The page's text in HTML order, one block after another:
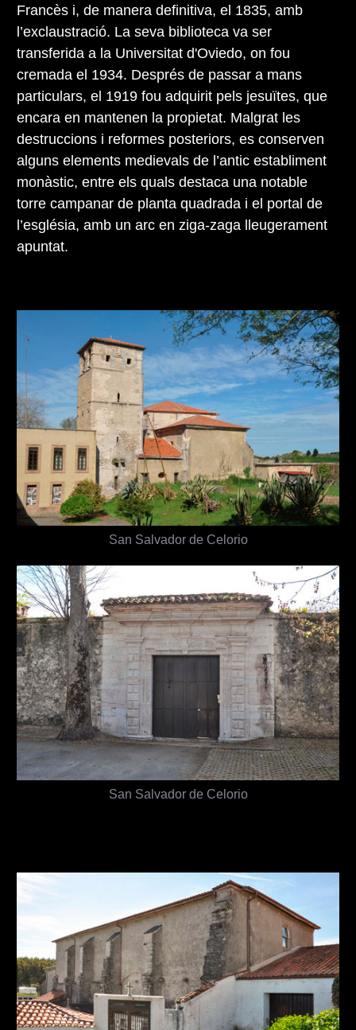
Francès i, de manera definitiva, el 1835, amb
l’exclaustració. La seva biblioteca va ser
transferida a la Universitat d'Oviedo, on fou
cremada el 1934. Després de passar a mans
particulars, el 1919 fou adquirit pels jesuïtes, que
encara en mantenen la propietat. Malgrat les
destruccions i reformes posteriors, es conserven
alguns elements medievals de l’antic establiment
monàstic, entre els quals destaca una notable
torre campanar de planta quadrada i el portal de
l’església, amb un arc en ziga-zaga lleugerament
apuntat.
San Salvador de Celorio
San Salvador de Celorio